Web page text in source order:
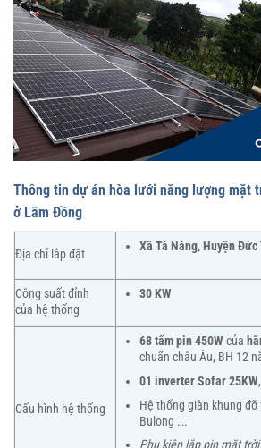
Thông tin dự án hòa lưới năng lượng mặt
ở Lâm Đồng
Địa chỉ lắp đặt
Xã Tà Năng, Huyện
Công suất đỉnh
của hệ thống
30 KW
Cấu hình hệ thống
68 tấm pin 450W của
chuẩn châu Âu, BH 12
01 inverter Sofar 25KW
Hệ thống giàn khung
Bulong ….